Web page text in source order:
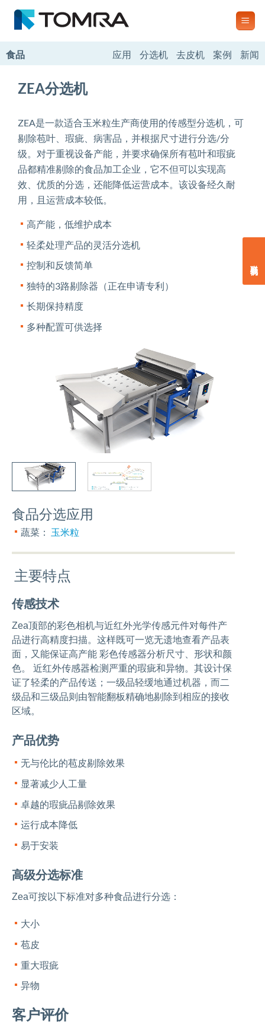
容食品 应用 分选机 去皮机 案例 新闻
ZEA分选机
ZEA是一款适合玉米粒生产商使用的传感型分选机，可
剔除苞叶、瑕疵、病害品，并根据尺寸进行分选/分
级。对于重视设备产能，并要求确保所有苞叶和瑕疵
品都精准剔除的食品加工企业，它不但可以实现高
效、优质的分选，还能降低运营成本。该设备经久耐
用，且运营成本较低。
高产能，低维护成本
轻柔处理产品的灵活分选机
控制和反馈简单
独特的3路剔除器（正在申请专利）
长期保持精度
多种配置可供选择
食品分选应用
蔬菜： 玉米粒
主要特点
传感技术
Zea顶部的彩色相机与近红外光学传感元件对每件产
品进行高精度扫描。这样既可一览无遗地查看产品表
面，又能保证高产能 彩色传感器分析尺寸、形状和颜
色。 近红外传感器检测严重的瑕疵和异物。其设计保
证了轻柔的产品传送；一级品轻缓地通过机器，而二
级品和三级品则由智能翻板精确地剔除到相应的接收
区域。
产品优势
无与伦比的苞皮剔除效果
显著减少人工量
卓越的瑕疵品剔除效果
运行成本降低
易于安装
高级分选标准
Zea可按以下标准对多种食品进行分选：
大小
苞皮
重大瑕疵
异物
客户评价